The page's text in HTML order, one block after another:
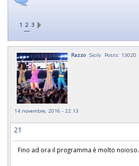
1 2 3
Razzo Sicily Posts: 13020
14 novembre, 2016 - 22:13
21
Fino ad ora il programma è molto noioso.